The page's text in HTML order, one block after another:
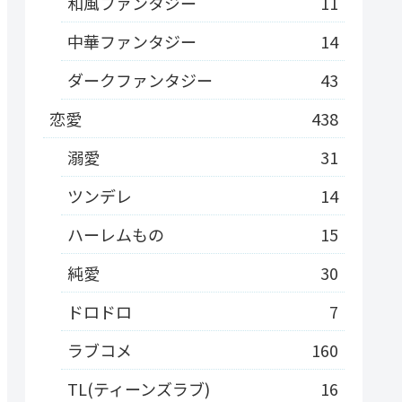
中華ファンタジー
14
ダークファンタジー
43
恋愛
438
溺愛
31
ツンデレ
14
ハーレムもの
15
純愛
30
ドロドロ
7
ラブコメ
160
TL(ティーンズラブ)
16